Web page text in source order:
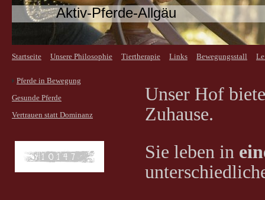
Aktiv-Pferde-Allgäu
Startseite Unsere Philosophie Tiertherapie Links Bewegungsstall
Unser Hof
Zuhause.
Sie leben in
Pferde in Bewegung
Gesunde Pferde
Vertrauen statt Dominanz